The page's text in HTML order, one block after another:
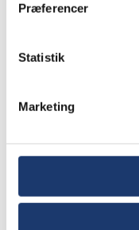
Præferencer
Statistik
Marketing
Folke- &